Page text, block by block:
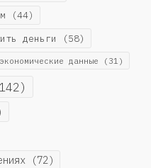
(44)
деньги (58)
данные (31)
(72)